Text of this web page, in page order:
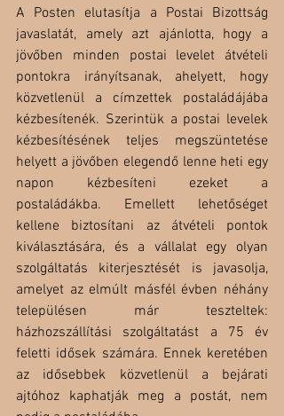
A Posten elutasítja a Postai Bizottság
javaslatát, amely azt ajánlotta, hogy a
jövőben minden postai levelet átvételi
pontokra irányítsanak, ahelyett, hogy
közvetlenül a címzettek postaládájába
kézbesítenék. Szerintük a postai levelek
kézbesítésének teljes megszüntetése
helyett a jövőben elegendő lenne heti egy
napon kézbesíteni ezeket a
postaládákba. Emellett lehetőséget
kellene biztosítani az átvételi pontok
kiválasztására, és a vállalat egy olyan
szolgáltatás kiterjesztését is javasolja,
amelyet az elmúlt másfél évben néhány
településen már teszteltek:
házhozszállítási szolgáltatást a 75 év
feletti idősek számára. Ennek keretében
az idősebbek közvetlenül a bejárati
ajtóhoz kaphatják meg a postát, nem